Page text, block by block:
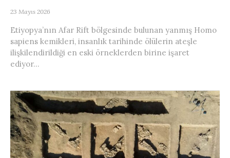
23 Mayıs 2026
Etiyopya’nın Afar Rift bölgesinde bulunan yanmış Homo
sapiens kemikleri, insanlık tarihinde ölülerin ateşle
ilişkilendirildiği en eski örneklerden birine işaret
ediyor...